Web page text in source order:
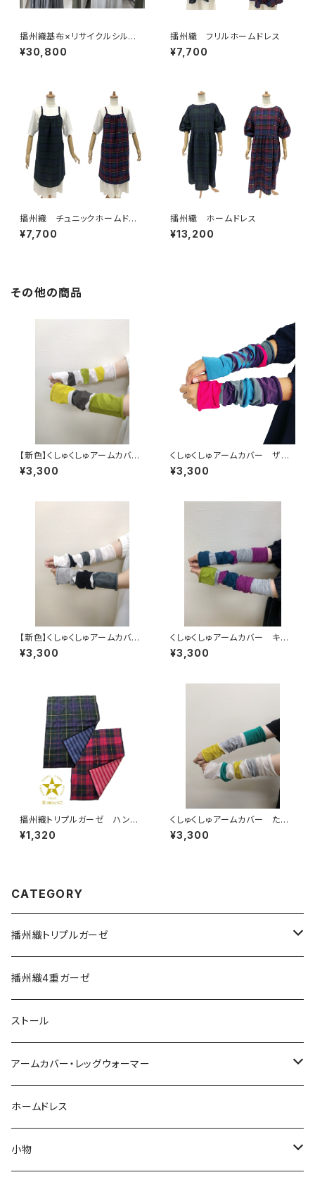
播州織基布×リサイクルシル
ク ベスト
¥30,800
播州織 フリルホームドレス
¥7,700
播州織 チュニックホームドレ
ス
¥7,700
播州織 ホームドレス
¥13,200
その他の商品
【新色】くしゅくしゅアームカバ
ー 山吹
¥3,300
くしゅくしゅアームカバー ザク
ロ
¥3,300
【新色】くしゅくしゅアームカバ
ー 墨
¥3,300
くしゅくしゅアームカバー キキ
ョウ
¥3,300
播州織トリプルガーゼ ハンド
タオル
¥1,320
くしゅくしゅアームカバー たち
ばな
¥3,300
CATEGORY
播州織トリプルガーゼ
エプロン
タオル
播州織4重ガーゼ
ストール
アームカバー・レッグウォーマー
アームカバー
アーム＆レッグウォーマー
ホームドレス
小物